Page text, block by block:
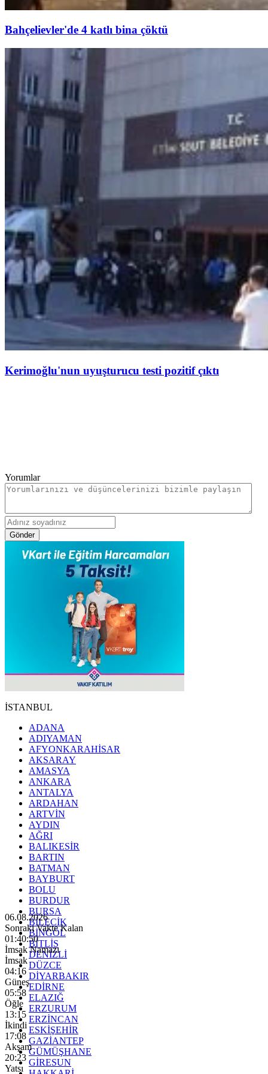
Bahçelievler'de 4 katlı bina çöktü
Kerimoğlu'nun uyuşturucu testi pozitif çıktı
Yorumlar
Gönder
İSTANBUL
ADANA
ADIYAMAN
AFYONKARAHİSAR
AKSARAY
AMASYA
ANKARA
ANTALYA
ARDAHAN
ARTVİN
AYDIN
AĞRI
BALIKESİR
BARTIN
BATMAN
BAYBURT
BOLU
BURDUR
BURSA
BİLECİK
BİNGÖL
BİTLİS
DENİZLİ
DÜZCE
DİYARBAKIR
EDİRNE
ELAZIĞ
ERZURUM
ERZİNCAN
ESKİŞEHİR
GAZİANTEP
GÜMÜŞHANE
GİRESUN
06.08.2026
Sonraki Vakte Kalan
01:40:48
İmsak Namazı
İmsak
04:16
Güneş
05:58
Öğle
13:15
İkindi
17:08
Akşam
20:23
Yatsı